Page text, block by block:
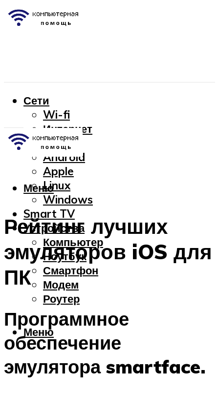
Сети
Wi-fi
Интернет
OC
Android
Apple
Linux
Windows
Smart TV
Устройства
Компьютер
Ноутбук
Смартфон
Модем
Роутер
Меню
Меню
Рейтинг лучших
эмуляторов iOS для
ПК
Программное
обеспечение
эмулятора smartface.